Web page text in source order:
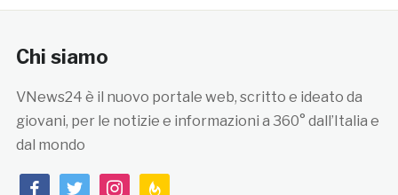
Chi siamo
VNews24 è il nuovo portale web, scritto e ideato da
giovani, per le notizie e informazioni a 360° dall’Italia e
dal mondo
facebooktwitterinstagramfeedburner